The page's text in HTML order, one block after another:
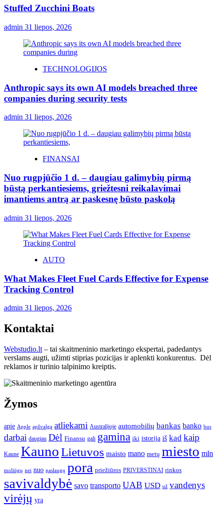
Stuffed Zucchini Boats
admin 31 liepos, 2026
TECHNOLOGIJOS
Anthropic says its own AI models breached three
companies during security tests
admin 31 liepos, 2026
FINANSAI
Nuo rugpjūčio 1 d. – daugiau galimybių pirmą
būstą perkantiesiems, griežtesni reikalavimai
imantiems antrą ar paskesnę būsto paskolą
admin 31 liepos, 2026
AUTO
What Makes Fleet Fuel Cards Effective for Expense
Tracking Control
admin 31 liepos, 2026
Kontaktai
Webstudio.lt – tai skaitmeninio marketingo ekspertai, padedantys
verslams augti, užimti stiprias pozicijas ir aplenkti konkurentus. Dėl
reklamos ir turinio talpinimo kreiptis.
Žymos
apie Apple apžvalga atliekami Australijoje automobilių bankas banko bus
darbai daugiau Dėl Finansų gali gamina iki istorija iš kad kaip
Kaune KaunoLietuvos maisto mano metų miesto mln
moliūgų nei nuo paslaugų pora priežiūros PRIVERSTINAI rinkos
savivaldybė savo transporto UAB USD už vandenys
virėjų yra